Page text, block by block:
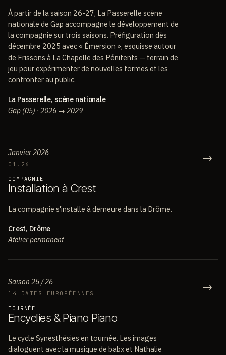
À partir de la saison 26-27, La Passerelle scène
nationale de Gap accompagne le développement de
la compagnie sur trois saisons. Préfiguration dès
décembre 2025 avec « Émersion », esquisse autour
de Frissons à La Chapelle des Pénitents — terrain de
jeu pour expérimenter de nouvelles formes et les
confronter au public.
La Passerelle, scène nationale
Gap (05) · 2026 → 2029
Janvier 2026
01.26
COMPAGNIE
Installation à Crest
La compagnie s'installe à demeure dans la Drôme.
Crest, Drôme
Atelier permanent
→
Saison 25 / 26
14 DATES EUROPÉENNES
TOURNÉE
Encyclies & Piano Piano
Le cycle Synesthésies en tournée. Les images
dialoguent avec la musique de babx et Nathalie
→